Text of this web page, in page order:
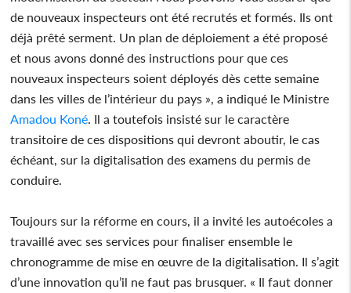
de nouveaux inspecteurs ont été recrutés et formés. Ils ont
déjà prêté serment. Un plan de déploiement a été proposé
et nous avons donné des instructions pour que ces
nouveaux inspecteurs soient déployés dès cette semaine
dans les villes de l’intérieur du pays », a indiqué le Ministre
Amadou Koné . Il a toutefois insisté sur le caractère
transitoire de ces dispositions qui devront aboutir, le cas
échéant, sur la digitalisation des examens du permis de
conduire.
Toujours sur la réforme en cours, il a invité les autoécoles a
travaillé avec ses services pour finaliser ensemble le
chronogramme de mise en œuvre de la digitalisation. Il s’agit
d’une innovation qu’il ne faut pas brusquer. « Il faut donner